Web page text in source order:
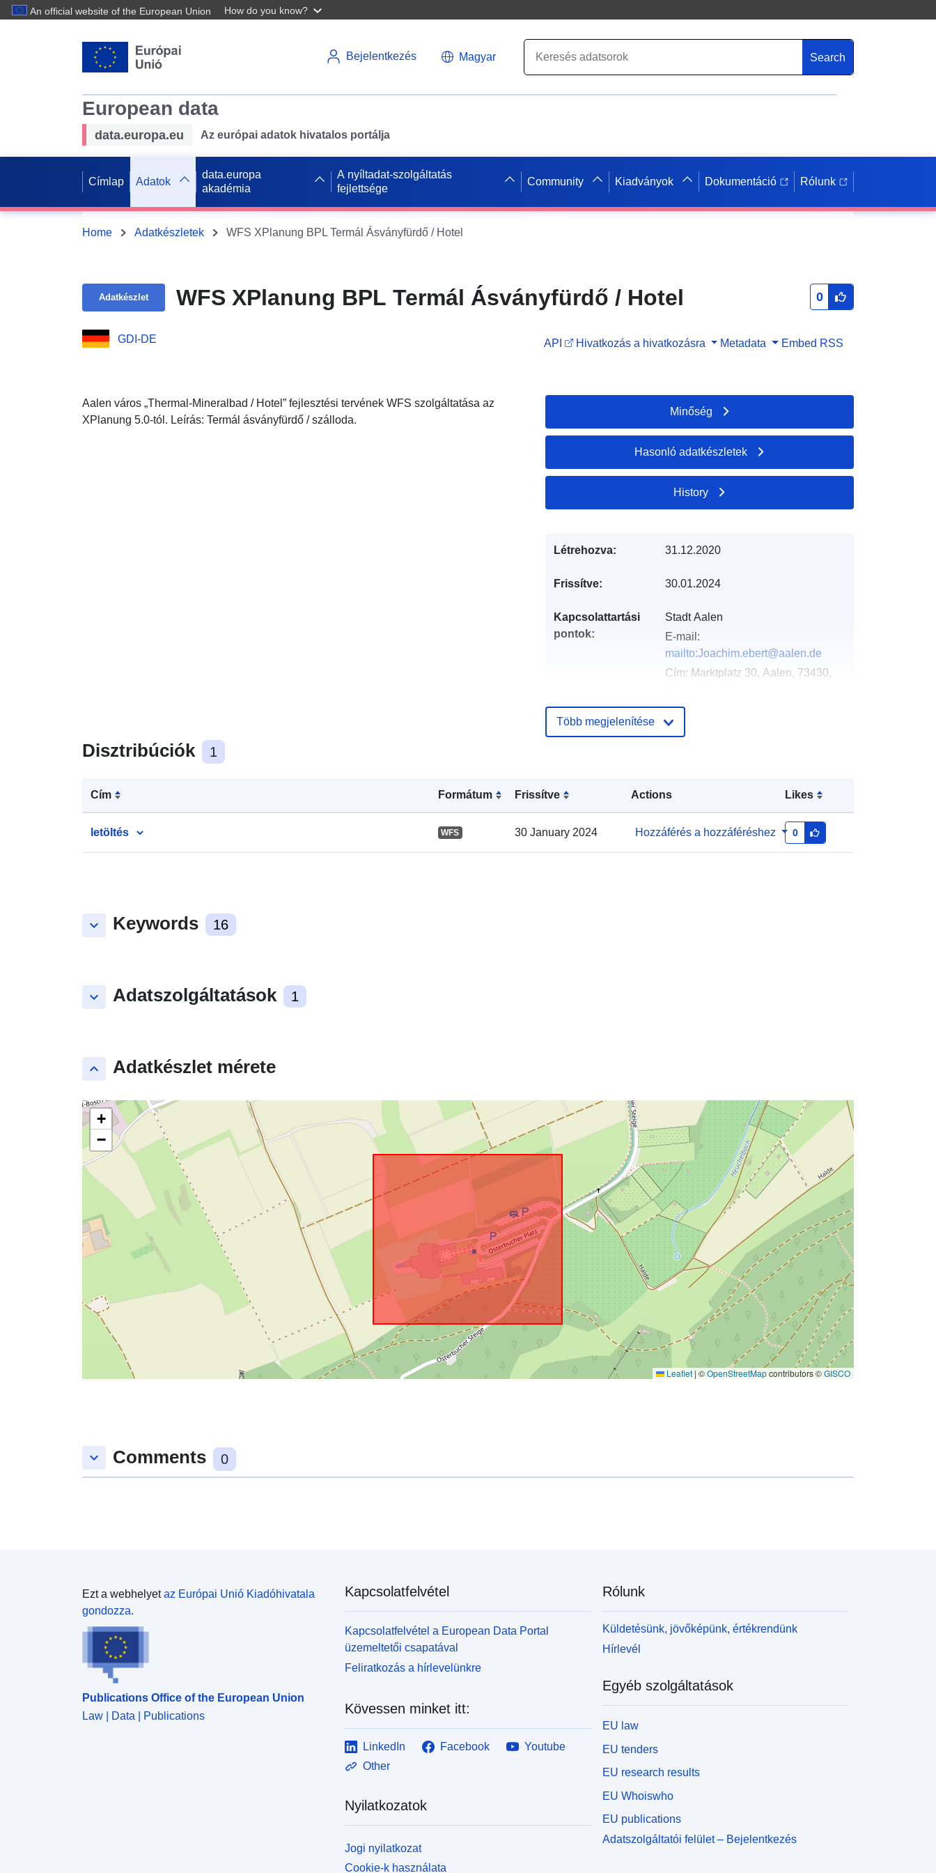
An official website of the European Union How do you know?
Bejelentkezés Magyar Search
European data
data.europa.eu Az európai adatok hivatalos portálja
Címlap Adatok
data.europa
akadémia
A nyíltadat-szolgáltatás
fejlettsége
Community Kiadványok Dokumentáció Rólunk
Home Adatkészletek WFS XPlanung BPL Termál Ásványfürdő / Hotel
Adatkészlet WFS XPlanung BPL Termál Ásványfürdő / Hotel 0
GDI-DE API Hivatkozás a hivatkozásra Metadata Embed RSS
Aalen város „Thermal-Mineralbad / Hotel” fejlesztési tervének WFS szolgáltatása az
XPlanung 5.0-tól. Leírás: Termál ásványfürdő / szálloda.
Disztribúciók 1
Cím Formátum Frissítve Actions Likes
letöltés WFS 30 January 2024 Hozzáférés a hozzáféréshez 0
keyboard_arrow_down Keywords 16
keyboard_arrow_down Adatszolgáltatások 1
keyboard_arrow_up Adatkészlet mérete
+
−
Leaflet | ©OpenStreetMapcontributors ©GISCO
Minőség
Hasonló adatkészletek
History
Létrehozva: 31.12.2020
Frissítve: 30.01.2024
Kapcsolattartási
pontok:
Stadt Aalen
E-mail:
mailto:Joachim.ebert@aalen.de
Cím: Marktplatz 30, Aalen, 73430,
URL:
2026
Térbeli: Koordináták: [ [ 10.0734629,
48.8215956 ], [ 10.0792713,
Több megjelenítése
keyboard_arrow_down Comments 0
Ezt a webhelyetaz Európai Unió Kiadóhivatala
gondozza.
Publications Office of the European Union
Law | Data | Publications
Kapcsolatfelvétel
Kapcsolatfelvétel a European Data Portal
üzemeltetői csapatával
Feliratkozás a hírlevelünkre
Kövessen minket itt:
LinkedIn Facebook
Youtube
Other
Nyilatkozatok
Jogi nyilatkozat
Cookie-k használata
Rólunk
Küldetésünk, jövőképünk, értékrendünk
Hírlevél
Egyéb szolgáltatások
EU law
EU tenders
EU research results
EU Whoiswho
EU publications
Adatszolgáltatói felület – Bejelentkezés